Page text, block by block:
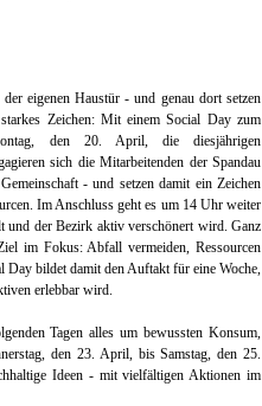
eigenen Haustür - und genau dort setzen
Zeichen: Mit einem Social Day zum
den 20. April, die diesjährigen
sich die Mitarbeitenden der Spandau
- und setzen damit ein Zeichen
Im Anschluss geht es um 14 Uhr weiter
und der Bezirk aktiv verschönert wird. Ganz
im Fokus: Abfall vermeiden, Ressourcen
Day bildet damit den Auftakt für eine Woche,
erlebbar wird.
Tagen alles um bewussten Konsum,
den 23. April, bis Samstag, den 25.
Ideen - mit vielfältigen Aktionen im